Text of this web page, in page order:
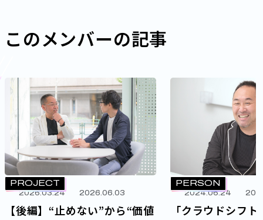
このメンバーの記事
PROJECT
2026.03.24 2026.06.03
【後編】“止めない”から“価値
PERSON
2024.06.24
「クラウドシフ